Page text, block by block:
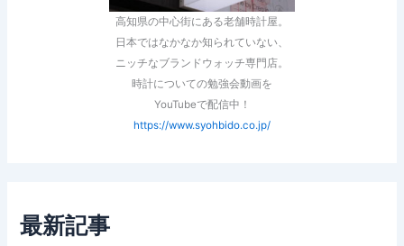
高知県の中心街にある老舗時計屋。
日本ではなかなか知られていない、
ニッチなブランドウォッチ専門店。
時計についての勉強会動画を
YouTubeで配信中！
https://www.syohbido.co.jp/
最新記事